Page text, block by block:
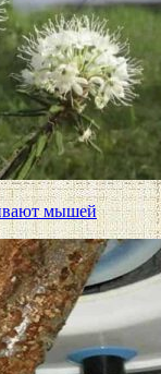
мышей